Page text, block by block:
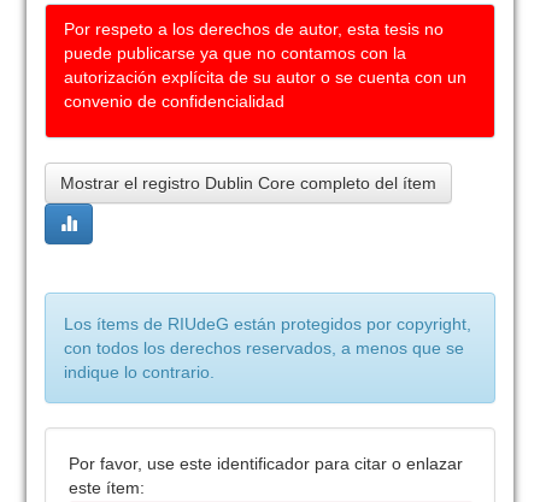
Por respeto a los derechos de autor, esta tesis no
puede publicarse ya que no contamos con la
autorización explícita de su autor o se cuenta con un
convenio de confidencialidad
Mostrar el registro Dublin Core completo del ítem
Los ítems de RIUdeG están protegidos por copyright,
con todos los derechos reservados, a menos que se
indique lo contrario.
Por favor, use este identificador para citar o enlazar
este ítem: